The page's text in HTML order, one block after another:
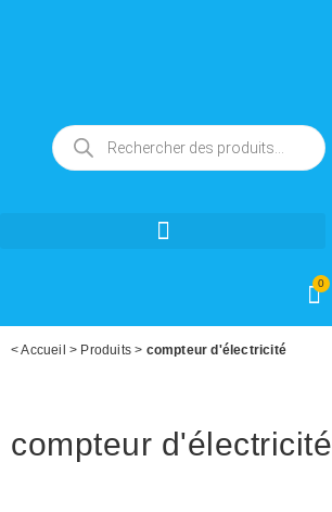
0
<Accueil > Produits > compteur d'électricité
compteur d'électricité